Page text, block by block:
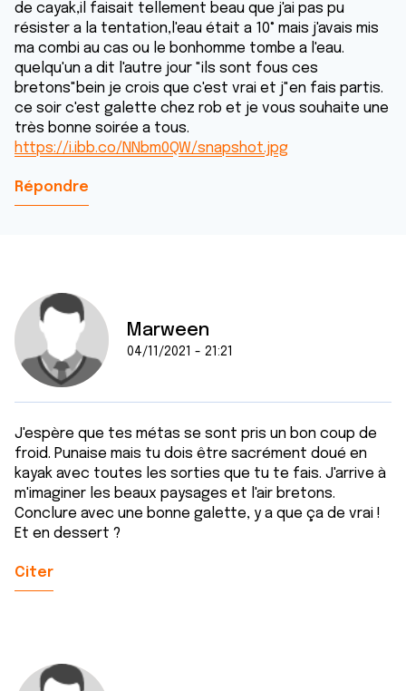
de cayak,il faisait tellement beau que j'ai pas pu
résister a la tentation,l'eau était a 10° mais j'avais mis
ma combi au cas ou le bonhomme tombe a l'eau.
quelqu'un a dit l'autre jour "ils sont fous ces
bretons"bein je crois que c'est vrai et j"en fais partis.
ce soir c'est galette chez rob et je vous souhaite une
très bonne soirée a tous.
https://i.ibb.co/NNbm0QW/snapshot.jpg
Répondre
Marween
04/11/2021 - 21:21
J'espère que tes métas se sont pris un bon coup de
froid. Punaise mais tu dois être sacrément doué en
kayak avec toutes les sorties que tu te fais. J'arrive à
m'imaginer les beaux paysages et l'air bretons.
Conclure avec une bonne galette, y a que ça de vrai !
Et en dessert ?
Citer